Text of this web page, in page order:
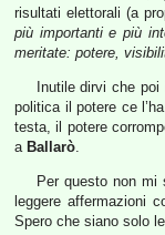
risultati elettorali (a
più importanti e più
meritate: potere,
Inutile dirvi che
politica il potere ce
testa, il potere
a Ballarò.
Per questo non
leggere affermazioni
Spero che siano solo